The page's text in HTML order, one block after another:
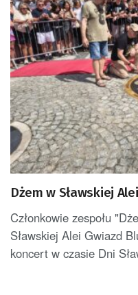
Dżem w Sławskiej
Członkowie zespołu
Sławskiej Alei Gwiazd
koncert w czasie Dni